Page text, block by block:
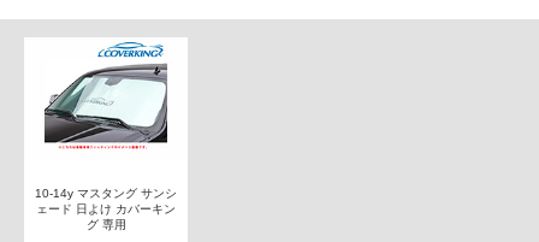
10-14y マスタング サンシ
ェード 日よけ カバーキン
グ 専用